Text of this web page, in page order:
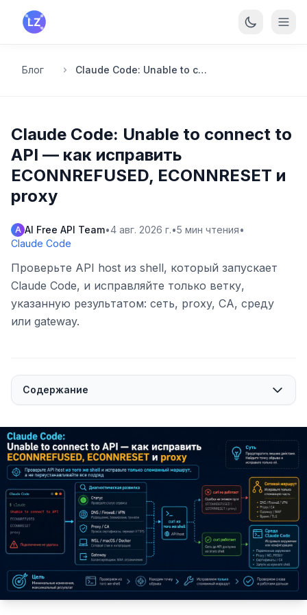
Перейти к основному содержанию
Блог Claude Code: Unable to connect to API — как исправить ECONNREFUSED, ECONNRESET и proxy
Claude Code: Unable to connect to
API — как исправить
ECONNREFUSED, ECONNRESET и
proxy
A AI Free API Team•4 авг. 2026 г.•5 мин чтения•
Claude Code
Проверьте API host из shell, который запускает
Claude Code, и исправляйте только ветку,
указанную результатом: сеть, proxy, CA, среду
или gateway.
Содержание